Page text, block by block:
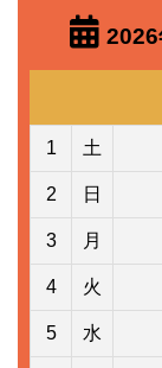
2026
1 土
2 日
3 月
4 火
5 水